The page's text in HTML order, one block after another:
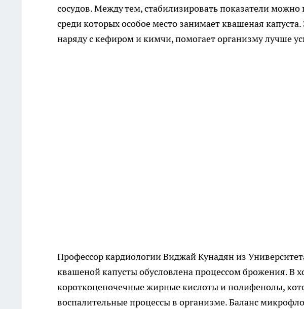
сосудов. Между тем, стабилизировать показатели
среди которых особое место занимает квашеная
наряду с кефиром и кимчи, помогает организму лучше
Профессор кардиологии Виджай Кунадян из
квашеной капусты обусловлена процессом брожения. В
короткоцепочечные жирные кислоты и полифенолы,
воспалительные процессы в организме. Баланс